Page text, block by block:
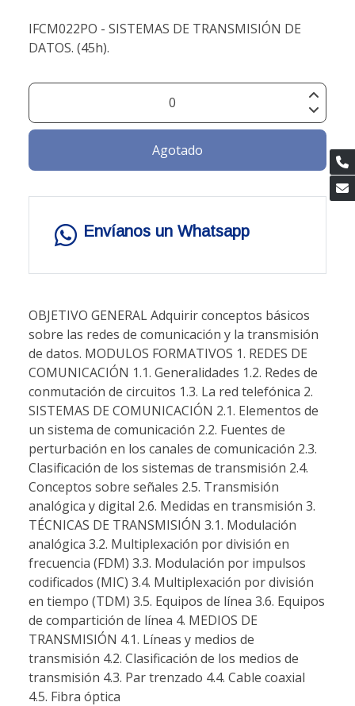
IFCM022PO - SISTEMAS DE TRANSMISIÓN DE
DATOS. (45h).
Agotado
Envíanos un Whatsapp
OBJETIVO GENERAL Adquirir conceptos básicos
sobre las redes de comunicación y la transmisión
de datos. MODULOS FORMATIVOS 1. REDES DE
COMUNICACIÓN 1.1. Generalidades 1.2. Redes de
conmutación de circuitos 1.3. La red telefónica 2.
SISTEMAS DE COMUNICACIÓN 2.1. Elementos de
un sistema de comunicación 2.2. Fuentes de
perturbación en los canales de comunicación 2.3.
Clasificación de los sistemas de transmisión 2.4.
Conceptos sobre señales 2.5. Transmisión
analógica y digital 2.6. Medidas en transmisión 3.
TÉCNICAS DE TRANSMISIÓN 3.1. Modulación
analógica 3.2. Multiplexación por división en
frecuencia (FDM) 3.3. Modulación por impulsos
codificados (MIC) 3.4. Multiplexación por división
en tiempo (TDM) 3.5. Equipos de línea 3.6. Equipos
de compartición de línea 4. MEDIOS DE
TRANSMISIÓN 4.1. Líneas y medios de
transmisión 4.2. Clasificación de los medios de
transmisión 4.3. Par trenzado 4.4. Cable coaxial
4.5. Fibra óptica